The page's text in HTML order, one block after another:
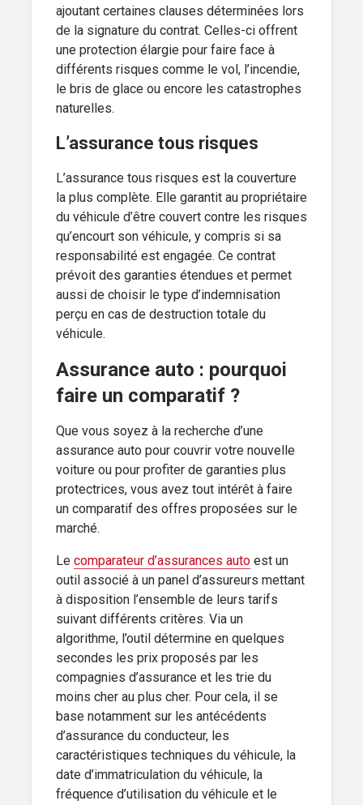
ajoutant certaines clauses déterminées lors
de la signature du contrat. Celles-ci offrent
une protection élargie pour faire face à
différents risques comme le vol, l’incendie,
le bris de glace ou encore les catastrophes
naturelles.
L’assurance tous risques
L’assurance tous risques est la couverture
la plus complète. Elle garantit au propriétaire
du véhicule d’être couvert contre les risques
qu’encourt son véhicule, y compris si sa
responsabilité est engagée. Ce contrat
prévoit des garanties étendues et permet
aussi de choisir le type d’indemnisation
perçu en cas de destruction totale du
véhicule.
Assurance auto : pourquoi
faire un comparatif ?
Que vous soyez à la recherche d’une
assurance auto pour couvrir votre nouvelle
voiture ou pour profiter de garanties plus
protectrices, vous avez tout intérêt à faire
un comparatif des offres proposées sur le
marché.
Le comparateur d’assurances auto est un
outil associé à un panel d’assureurs mettant
à disposition l’ensemble de leurs tarifs
suivant différents critères. Via un
algorithme, l’outil détermine en quelques
secondes les prix proposés par les
compagnies d’assurance et les trie du
moins cher au plus cher. Pour cela, il se
base notamment sur les antécédents
d’assurance du conducteur, les
caractéristiques techniques du véhicule, la
date d’immatriculation du véhicule, la
fréquence d’utilisation du véhicule et le